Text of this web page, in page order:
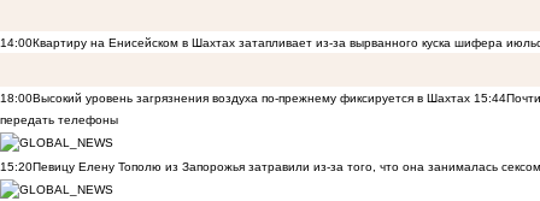
14:00Квартиру на Енисейском в Шахтах затапливает из-за вырванного куска шифера
18:00Высокий уровень загрязнения воздуха по-прежнему фиксируется в Шахтах 15:44
передать телефоны
15:20Певицу Елену Тополю из Запорожья затравили из-за того, что она занималась